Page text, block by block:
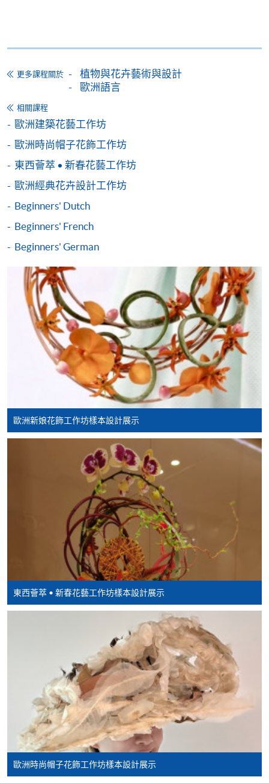
如欲了解如何於網上報讀新課程及繳費，請瀏覽網上
申請/報讀指南 :
-短期課程
-個別學歷頒授課程
報讀同一學歷頒授課程內其他單元
個別課程為須報讀同一學歷頒授課程及其他單元或繳
交下期學費的學員，提供網上服務，如學員就讀的課
網上支付可通過「繳費靈」(PPS) (不適用於手機)、
VISA 或 Mastercard、「微信支付」(Online WeChat
Pay) 、「支付寶」(Online Alipay) 或 「轉數快」(FPS)
繳付學費。
親身報名/郵遞
凡以「先到先得」為取錄方式的課程，請填妥
SF26報名表，親往報名中心
費以及所需證明文件呈交。
下載報名表SF26]
申請學歷頒授及專業課程可能需要其他資料，報名
表可向報名中心或有關課程負責人索取。填妥申請
表格後，請連同報名費/學費以及所需證明文件親
往報名中心或以郵遞方式遞交。
報讀同一學歷頒授課程內其他單元
​學院為學歷頒授課程特設「註冊及學費通知」，適
用於一般學歷頒授課程。
課程負責人會為學員送上「註冊及學費通知」
(「通知」)，請填妥有關「通知」，並親往報名中
心或以郵遞方式，遞交「通知」及繳交所需費用。
何疑問，請詳閱個別課程資料，或聯絡有關課程負責
更多課程關於
植物與花卉藝術與設計
歐洲語言
相關課程
歐洲建築花藝工作坊
歐洲時尚帽子花飾工作坊
東西薈萃 • 新春花藝工作坊
歐洲經典花卉設計工作坊
Beginners' Dutch
Beginners' French
Beginners' German
歐洲新娘花飾工作坊樣本設計展示
東西薈萃 • 新春花藝工作坊樣本設計展示
歐洲時尚帽子花飾工作坊樣本設計展示